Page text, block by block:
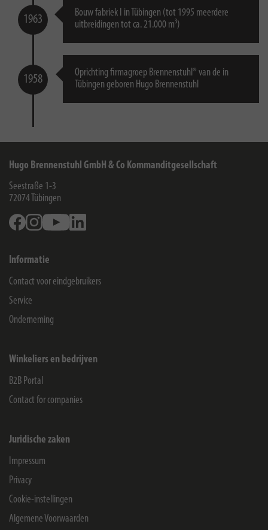
1963
Bouw fabriek I in Tübingen (tot 1995 meerdere
uitbreidingen tot ca. 21.000 m³)
1958
Oprichting firmagroep Brennenstuhl® van de in
Tübingen geboren Hugo Brennenstuhl
Hugo Brennenstuhl GmbH & Co Kommanditgesellschaft
Seestraße 1-3
72074 Tübingen
FacebookInstagramYoutube
Informatie
Contact voor eindgebruikers
Service
Onderneming
Winkeliers en bedrijven
B2B Portal
Contact for companies
Juridische zaken
Impressum
Privacy
Cookie-instellingen
Algemene Voorwaarden